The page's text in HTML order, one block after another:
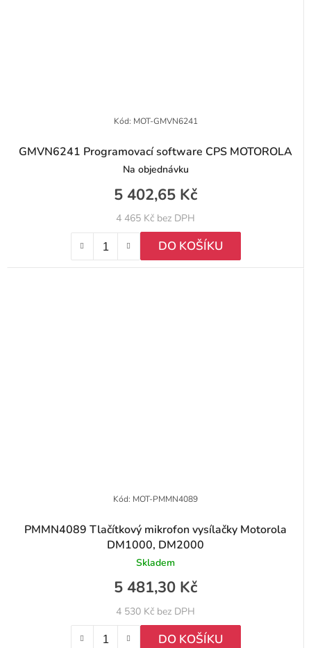
GMVN6241 Programovací software CPS MOTOROLA
Na objednávku
4 465 Kč bez DPH
5 402,65 Kč
DO KOŠÍKU
Kód: MOT-GMVN6241
PMMN4089 Tlačítkový mikrofon vysílačky Motorola
DM1000, DM2000
Skladem
4 530 Kč bez DPH
5 481,30 Kč
DO KOŠÍKU
Kód: MOT-PMMN4089